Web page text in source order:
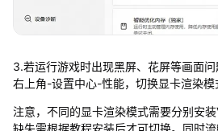
3.若运行游戏时出现黑屏、花屏等画面
右上角-设置中心-性能，切换显卡渲染模
注意，不同的显卡渲染模式需要分别安
缺失需根据教程安装后才可切换。同时